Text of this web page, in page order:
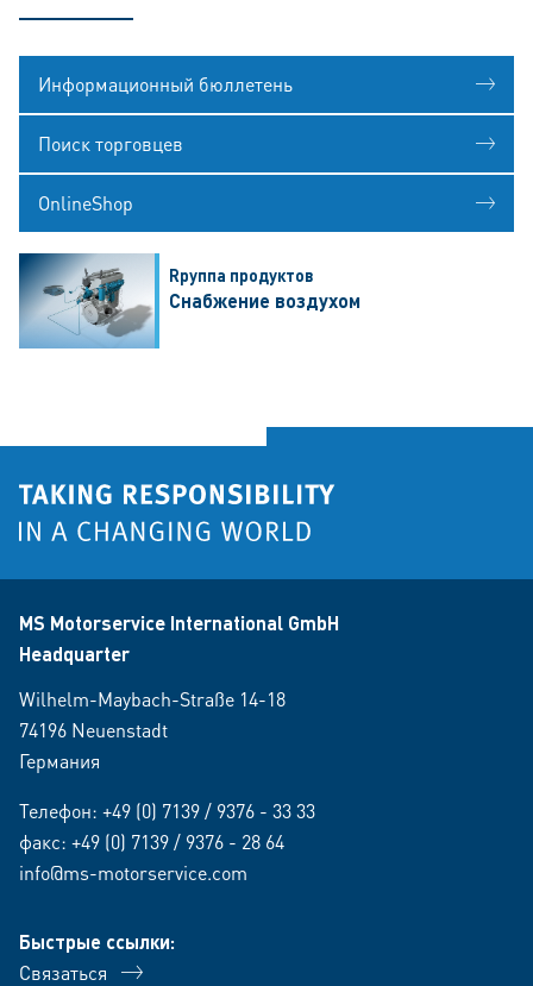
Информационный бюллетень
Поиск торговцев
OnlineShop
Rруппа продуктов
Снабжение воздухом
MS Motorservice International GmbH
Headquarter
Wilhelm-Maybach-Straße 14-18
74196 Neuenstadt
Германия
Телефон: +49 (0) 7139 / 9376 - 33 33
факс: +49 (0) 7139 / 9376 - 28 64
info@ms-motorservice.com
Быстрые ссылки:
Связаться